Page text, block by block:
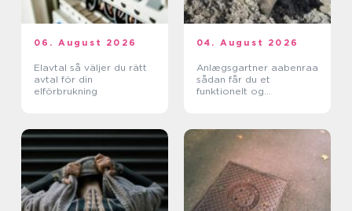
06. August 2026
Elavtal så väljer du rätt
avtal för din
elförbrukning
04. August 2026
Anlægsgartner aabenraa
sådan får du et
funktionelt og